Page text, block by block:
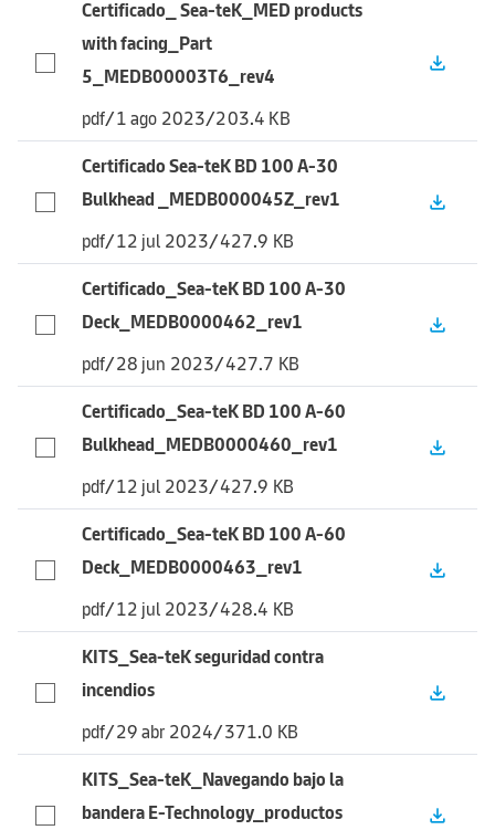
Certificado_ Sea-teK_MED products
with facing_Part
5_MEDB00003T6_rev4
pdf/1 ago 2023/203.4 KB
file_download
Certificado Sea-teK BD 100 A-30
Bulkhead _MEDB000045Z_rev1
pdf/12 jul 2023/427.9 KB
file_download
Certificado_Sea-teK BD 100 A-30
Deck_MEDB0000462_rev1
pdf/28 jun 2023/427.7 KB
file_download
Certificado_Sea-teK BD 100 A-60
Bulkhead_MEDB0000460_rev1
pdf/12 jul 2023/427.9 KB
file_download
Certificado_Sea-teK BD 100 A-60
Deck_MEDB0000463_rev1
pdf/12 jul 2023/428.4 KB
file_download
KITS_Sea-teK seguridad contra
incendios
pdf/29 abr 2024/371.0 KB
file_download
KITS_Sea-teK_Navegando bajo la
bandera E-Technology_productos
file_download